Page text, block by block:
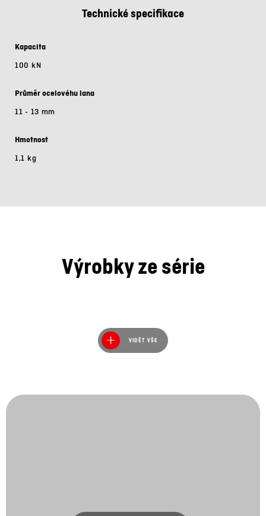
Technické specifikace
Kapacita
100 kN
Průměr ocelovéhu lana
11 - 13 mm
Hmotnost
1,1 kg
Výrobky ze série
VIDĚT VŠE